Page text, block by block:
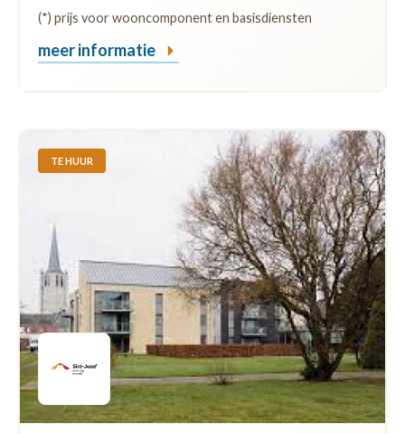
(*) prijs voor wooncomponent en basisdiensten
meer informatie
TE HUUR